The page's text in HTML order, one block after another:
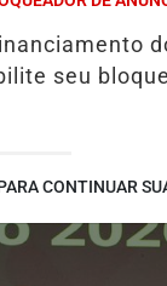
seu
CONTINUAR